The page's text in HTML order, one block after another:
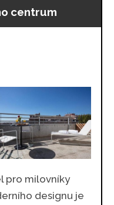
centrum
pro milovníky
designu je